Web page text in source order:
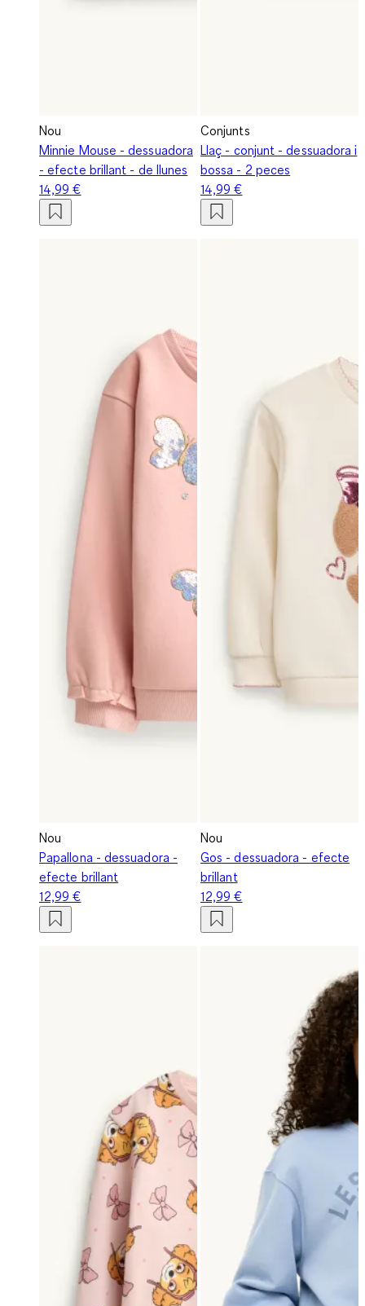
Nou
Minnie Mouse - dessuadora
- efecte brillant - de llunes
14,99 €
Conjunts
Llaç - conjunt - dessuadora i
bossa - 2 peces
14,99 €
Nou
Papallona - dessuadora -
efecte brillant
12,99 €
Nou
Gos - dessuadora - efecte
brillant
12,99 €